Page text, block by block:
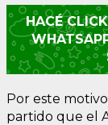
HACÉ
Por este
partido que el